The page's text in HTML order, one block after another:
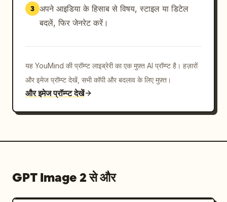
3 अपने आइडिया के हिसाब से विषय, स्टाइल या डिटेल
बदलें, फिर जेनरेट करें।
यह YouMind की प्रॉम्प्ट लाइब्रेरी का एक मुफ़्त AI प्रॉम्प्ट है। हज़ारों
और इमेज प्रॉम्प्ट देखें, सभी कॉपी और बदलाव के लिए मुफ़्त।
और इमेज प्रॉम्प्ट देखें
GPT Image 2 से और